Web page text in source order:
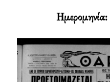
Ημερομηνία: